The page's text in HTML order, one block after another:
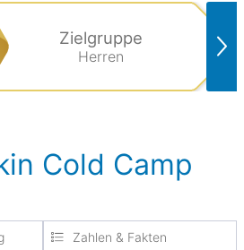
Zielgruppe
Herren
Cold Camp
Zahlen & Fakten